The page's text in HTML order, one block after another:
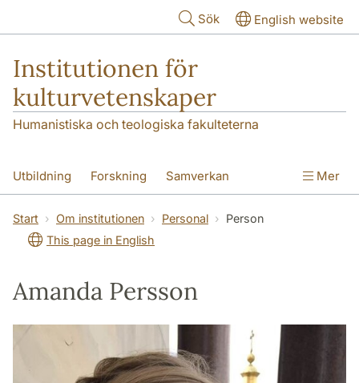
Sök English website
Institutionen för
kulturvetenskaper
Humanistiska och teologiska fakulteterna
Utbildning Forskning Samverkan
Om institutionen Kontakt
Mer
Start Om institutionen Personal
Person
This page in English
Amanda Persson